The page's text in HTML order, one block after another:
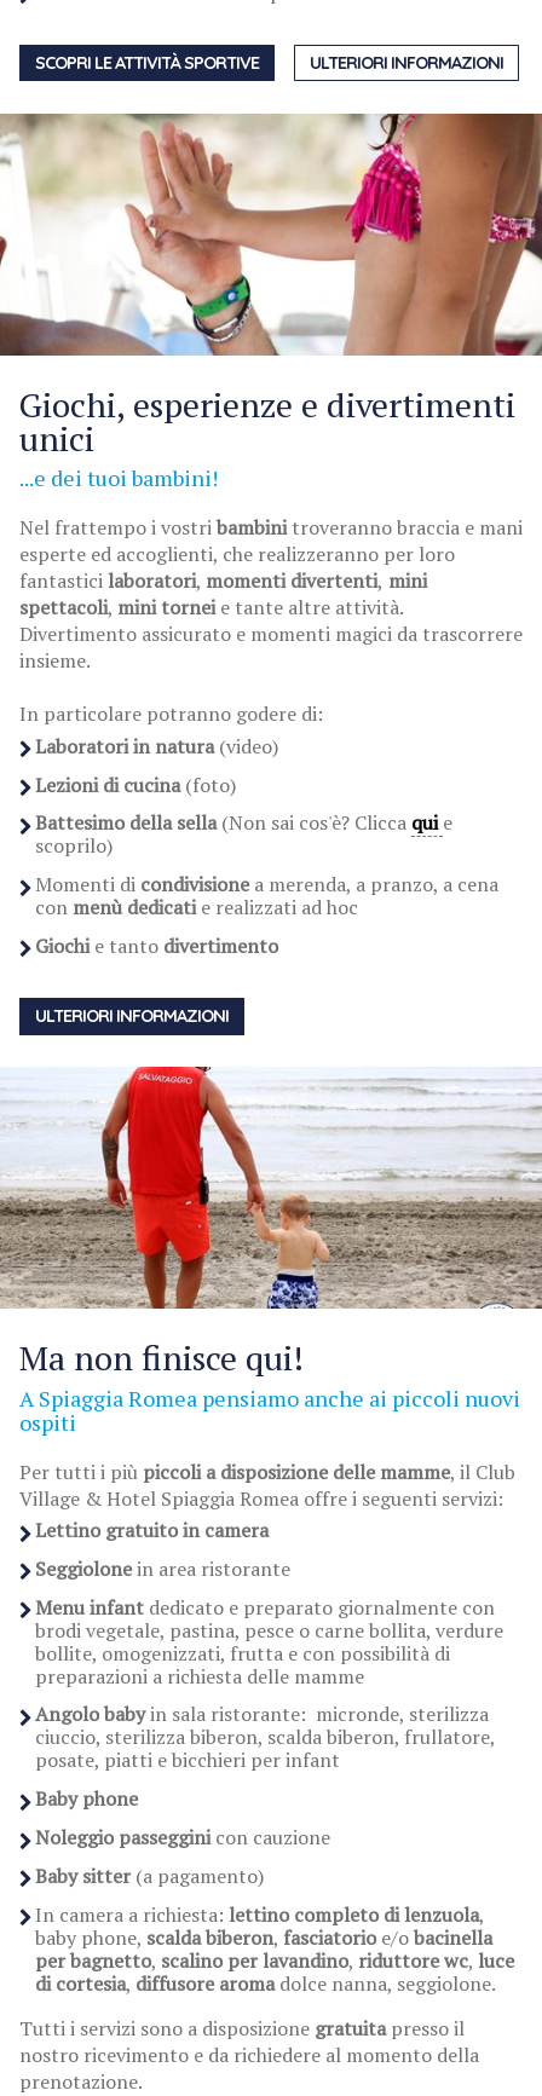
SCOPRI LE ATTIVITÀ SPORTIVE ULTERIORI INFORMAZIONI
Giochi, esperienze e divertimenti
unici
...e dei tuoi bambini!
Nel frattempo i vostribambinitroveranno braccia e mani
esperte ed accoglienti, che realizzeranno per loro
fantasticilaboratori, momenti divertenti, mini
spettacoli, mini torneie tante altre attività.
Divertimento assicurato e momenti magici da trascorrere
insieme.
In particolare potranno godere di:
Laboratori in natura(video)
Lezioni di cucina(foto)
Battesimo della sella(Non sai cos'è? Clicca quie
scoprilo)
Momenti di condivisionea merenda, a pranzo, a cena
con menù dedicatie realizzati ad hoc
Giochie tanto divertimento
ULTERIORI INFORMAZIONI
Ma non finisce qui!
A Spiaggia Romea pensiamo anche ai piccoli nuovi
ospiti
Per tutti i più piccoli a disposizione delle mamme, il Club
Village & Hotel Spiaggia Romea offre i seguenti servizi:
Lettino gratuito in camera
Seggiolonein area ristorante
Menu infant dedicato e preparato giornalmente con
brodi vegetale, pastina, pesce o carne bollita, verdure
bollite, omogenizzati, frutta e con possibilità di
preparazioni a richiesta delle mamme
Angolo babyin sala ristorante: micronde, sterilizza
ciuccio, sterilizza biberon, scalda biberon, frullatore,
posate, piatti e bicchieri per infant
Baby phone
Noleggio passegginicon cauzione
Baby sitter(a pagamento)
In camera a richiesta: lettino completo di lenzuola,
baby phone, scalda biberon, fasciatorio e/obacinella
per bagnetto, scalino per lavandino, riduttore wc, luce
di cortesia, diffusore aromadolce nanna, seggiolone.
Tutti i servizi sono a disposizione gratuitapresso il
nostro ricevimento e da richiedere al momento della
prenotazione.